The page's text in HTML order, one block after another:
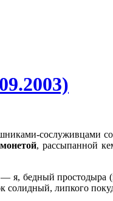
сослуживцами
монетой, рассыпанной
я, бедный простодыра
солидный, липкого